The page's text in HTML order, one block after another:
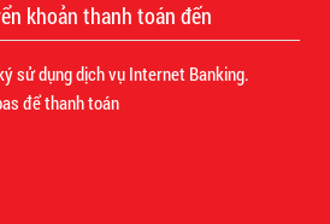
khoản thanh toán đến
sử dụng dịch vụ Internet Banking.
để thanh toán